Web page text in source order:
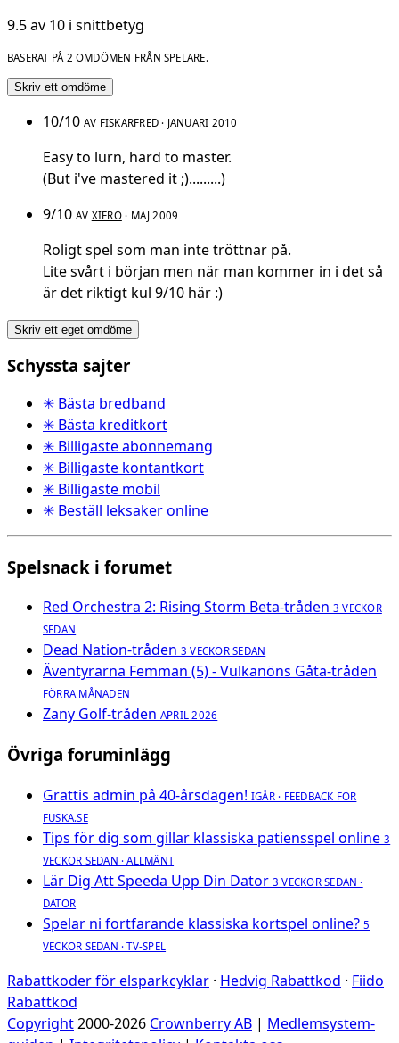
9.5 av 10 i snittbetyg
BASERAT PÅ 2 OMDÖMEN FRÅN SPELARE.
Skriv ett omdöme
10/10 AV FISKARFRED · JANUARI 2010
Easy to lurn, hard to master.
(But i've mastered it ;).........)
9/10 AV XIERO· MAJ 2009
Roligt spel som man inte tröttnar på.
Lite svårt i början men när man kommer in i det så
är det riktigt kul 9/10 här :)
Skriv ett eget omdöme
Schyssta sajter
✳ Bästa bredband
✳ Bästa kreditkort
✳ Billigaste abonnemang
✳ Billigaste kontantkort
✳ Billigaste mobil
✳ Beställ leksaker online
Spelsnack i forumet
Red Orchestra 2: Rising Storm Beta-tråden 3 VECKOR
SEDAN
Dead Nation-tråden 3 VECKOR SEDAN
Äventyrarna Femman (5) - Vulkanöns Gåta-tråden
FÖRRA MÅNADEN
Zany Golf-tråden APRIL 2026
Övriga foruminlägg
Grattis admin på 40-årsdagen! IGÅR · FEEDBACK FÖR
FUSKA.SE
Tips för dig som gillar klassiska patiensspel online 3
VECKOR SEDAN · ALLMÄNT
Lär Dig Att Speeda Upp Din Dator 3 VECKOR SEDAN ·
DATOR
Spelar ni fortfarande klassiska kortspel online? 5
VECKOR SEDAN · TV-SPEL
Rabattkoder för elsparkcyklar · Hedvig Rabattkod · Fiido
Rabattkod
Copyright2000-2026 Crownberry AB | Medlemsystem-